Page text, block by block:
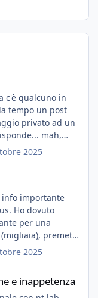
c'è qualcuno in
tempo un post
privato ad un
mah,
2025
info importante
Ho dovuto
per una
premetto
e una ventina di
vasca con 200
e non
2025
e inappetenza